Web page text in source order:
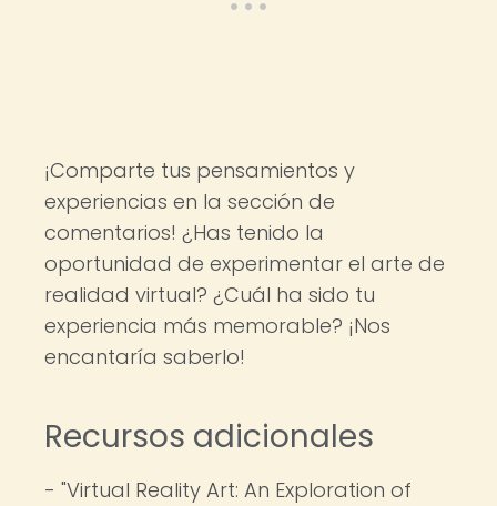
¡Comparte tus pensamientos y
experiencias en la sección de
comentarios! ¿Has tenido la
oportunidad de experimentar el arte de
realidad virtual? ¿Cuál ha sido tu
experiencia más memorable? ¡Nos
encantaría saberlo!
Recursos adicionales
- "Virtual Reality Art: An Exploration of